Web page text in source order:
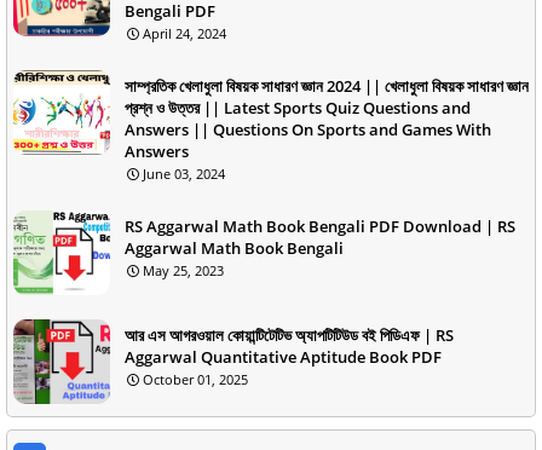
Bengali PDF
April 24, 2024
সাম্প্রতিক খেলাধুলা বিষয়ক সাধারণ জ্ঞান 2024 || খেলাধুলা বিষয়ক সাধারণ জ্ঞান
প্রশ্ন ও উত্তর || Latest Sports Quiz Questions and
Answers || Questions On Sports and Games With
Answers
June 03, 2024
RS Aggarwal Math Book Bengali PDF Download | RS
Aggarwal Math Book Bengali
May 25, 2023
আর এস আগরওয়াল কোয়ান্টিটেটিভ অ্যাপটিটিউড বই পিডিএফ | RS
Aggarwal Quantitative Aptitude Book PDF
October 01, 2025